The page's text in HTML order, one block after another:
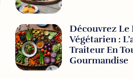
Découvrez Le
Végétarien :
Traiteur En
Gourmandise